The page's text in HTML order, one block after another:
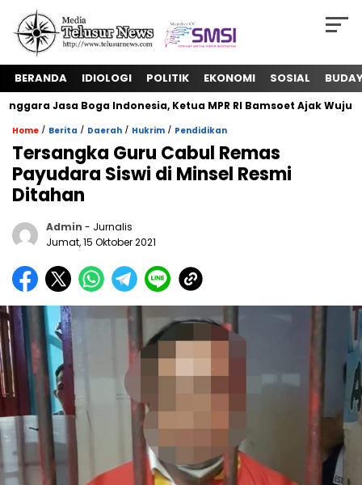
BERANDA IDIOLOGI POLITIK EKONOMI SOSIAL
Jasa Boga Indonesia, Ketua MPR RI Bamsoet Ajak
Home / Berita / Daerah / Hukrim / Pendidikan
Tersangka Guru Cabul Remas
Payudara Siswi di Minsel Resmi
Ditahan
Admin - Jurnalis
Jumat, 15 Oktober 2021